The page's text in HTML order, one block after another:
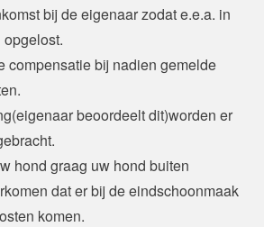
bij de eigenaar zodat e.e.a. in
compensatie bij nadien gemelde
beoordeelt dit)worden er
hond graag uw hond buiten
dat er bij de eindschoonmaak
komen.